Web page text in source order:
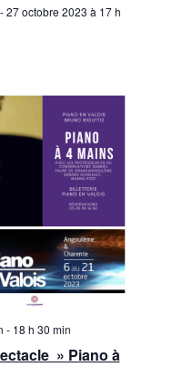
-27 octobre 2023 à 17 h
» Piano à
- 18 h 30 min